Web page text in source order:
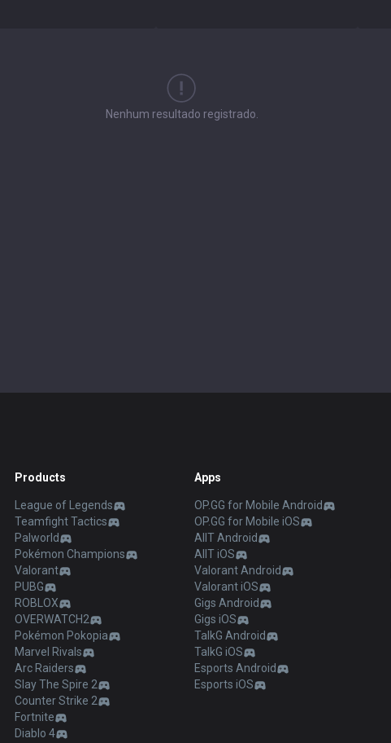
Nenhum resultado registrado.
Products
League of Legends
Teamfight Tactics
Palworld
Pokémon Champions
Valorant
PUBG
ROBLOX
OVERWATCH2
Pokémon Pokopia
Marvel Rivals
Arc Raiders
Slay The Spire 2
Counter Strike 2
Fortnite
Diablo 4
Apps
OP.GG for Mobile Android
OP.GG for Mobile iOS
AllT Android
AllT iOS
Valorant Android
Valorant iOS
Gigs Android
Gigs iOS
TalkG Android
TalkG iOS
Esports Android
Esports iOS